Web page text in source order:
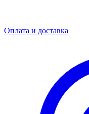
Оплата и доставка